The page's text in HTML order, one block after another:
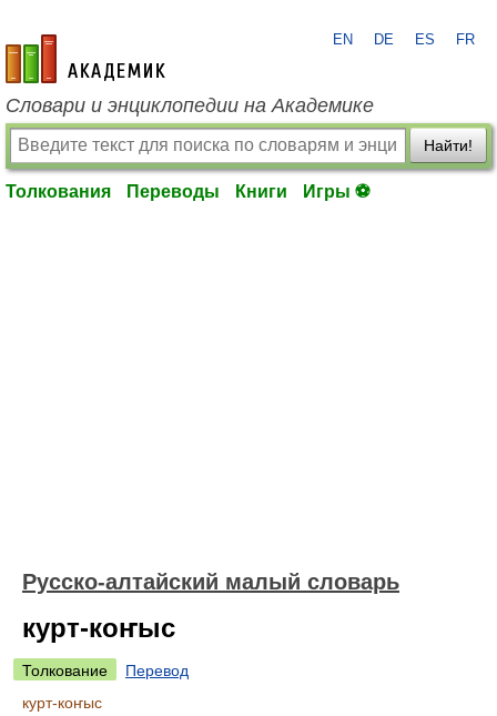
academic.ru
EN DE ES FR
Словари и энциклопедии на Академике
Найти!
Толкования Переводы Книги Игры ⚽
Русско-алтайский малый словарь
курт-коҥыс
Толкование
Перевод
курт-коҥыс